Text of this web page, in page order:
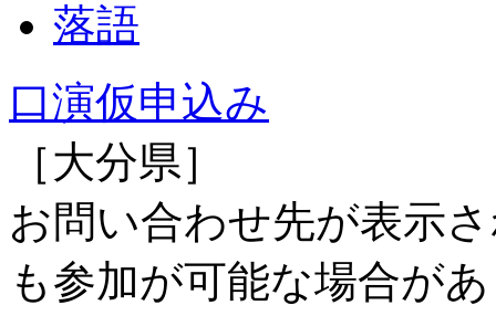
落語
口演仮申込み
［大分県］
お問い合わせ先が表示
も参加が可能な場合が